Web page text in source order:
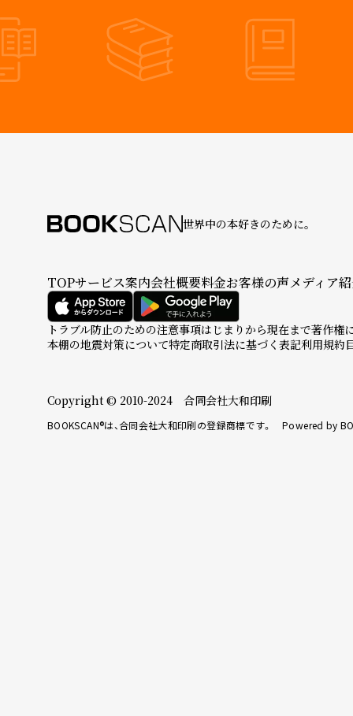
世界中の本好きのために。
TOPサービス案内会社概要料金お客様の声メディア
トラブル防止のための注意事項はじまりから現在まで著作権
本棚の地震対策について特定商取引法に基づく表記利用規約
Copyright © 2010-2024 合同会社大和印刷
BOOKSCAN®は、合同会社大和印刷の登録商標です。 Powered by